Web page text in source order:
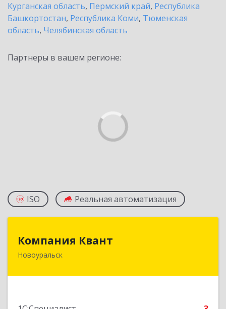
Курганская область, Пермский край, Республика
Башкортостан, Республика Коми, Тюменская
область, Челябинская область
Партнеры в вашем регионе:
ISO Реальная автоматизация
Компания Квант
Новоуральск624130, Свердловская обл, Новоуральск г,